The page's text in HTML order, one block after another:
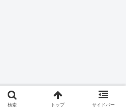
検索 トップ サイドバー